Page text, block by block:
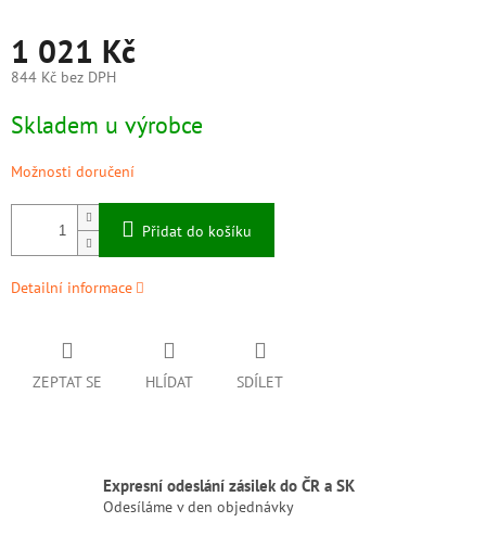
1 021 Kč
844 Kč bez DPH
cena:
Skladem u výrobce
Možnosti doručení
Přidat do košíku
Detailní informace
ZEPTAT SE HLÍDAT SDÍLET
Expresní odeslání zásilek do ČR a SK
Odesíláme v den objednávky